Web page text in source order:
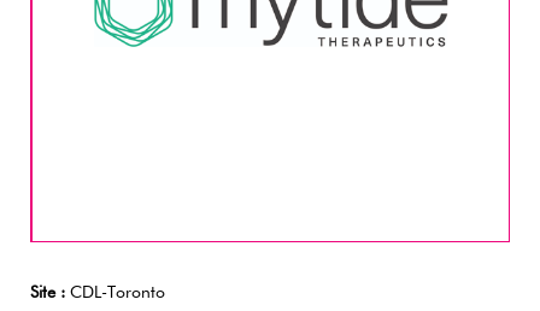
Site : CDL-Toronto